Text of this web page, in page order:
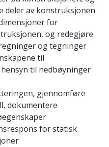
deler av konstruksjonen
for
og redegjøre
og tegninger
til
til nedbøyninger
gjennomføre
dokumentere
for statisk